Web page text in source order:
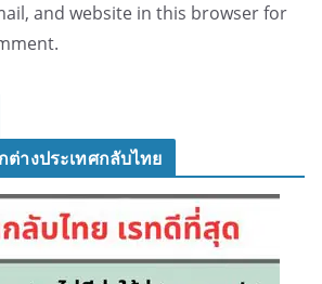
and website in this browser for
ต่างประเทศกลับไทย